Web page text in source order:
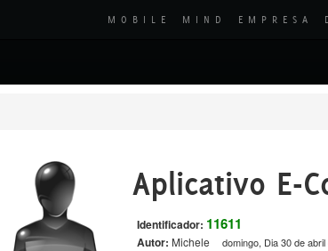
MOBILE MIND EMPRESA
Aplicativo E-
Identificador: 11611
Autor: Michele domingo, Dia 30 de